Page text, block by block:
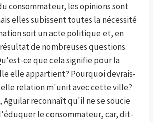
consommateur, les opinions sont
elles subissent toutes la nécessité
soit un acte politique et, en
de nombreuses questions.
ce que cela signifie pour la
elle appartient? Pourquoi devrais-
relation m'unit avec cette ville?
Aguilar reconnaît qu'il ne se soucie
le consommateur, car, dit-